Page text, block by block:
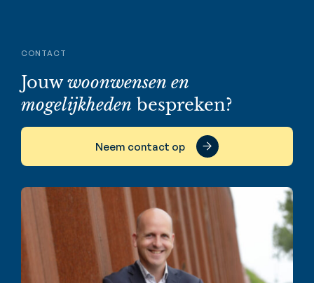
CONTACT
Jouwwoonwensen en
mogelijkheden bespreken?
Neem contact op